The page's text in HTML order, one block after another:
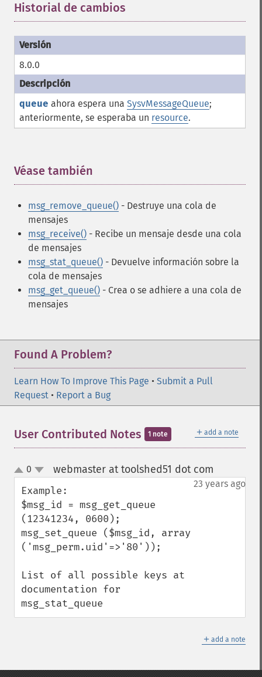
Historial de cambios
8.0.0
queue ahora espera una SysvMessageQueue;
anteriormente, se esperaba un resource.
Véase también
msg_remove_queue() - Destruye una cola de
mensajes
msg_receive() - Recibe un mensaje desde una cola
de mensajes
msg_stat_queue() - Devuelve información sobre la
cola de mensajes
msg_get_queue() - Crea o se adhiere a una cola de
mensajes
Found A Problem?
Learn How To Improve This Page • Submit a Pull
Request • Report a Bug
＋ add a note
User Contributed Notes 1 note
up
down
0 webmaster at toolshed51 dot com
23 years ago
Example:
$msg_id = msg_get_queue
(12341234, 0600);
msg_set_queue ($msg_id, array
('msg_perm.uid'=>'80'));
List of all possible keys at
documentation for
msg_stat_queue
＋ add a note